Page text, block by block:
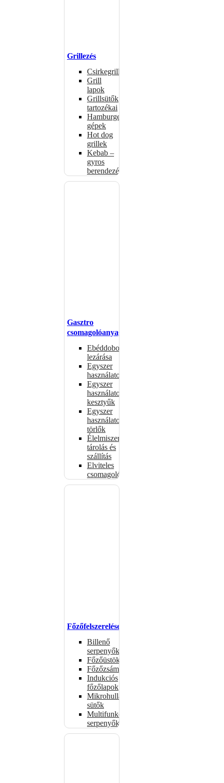
Grillezés
Csirkegrillek
Grill
lapok
Grillsütők
tartozékai
Hamburgerformázó
gépek
Hot dog
grillek
Kebab –
gyros
berendezés
Gasztro
csomagolóanyagok
Ebéddobozok
lezárása
Egyszer
használatos
Egyszer
használatos
kesztyűk
Egyszer
használatos
törlők
Élelmiszer-
tárolás és
szállítás
Elviteles
csomagolóanyagok
Főzőfelszerelések
Billenő
serpenyők
Főzőüstök
Főzőzsámolyok
Indukciós
főzőlapok
Mikrohullámú
sütők
Multifunkciós
serpenyők